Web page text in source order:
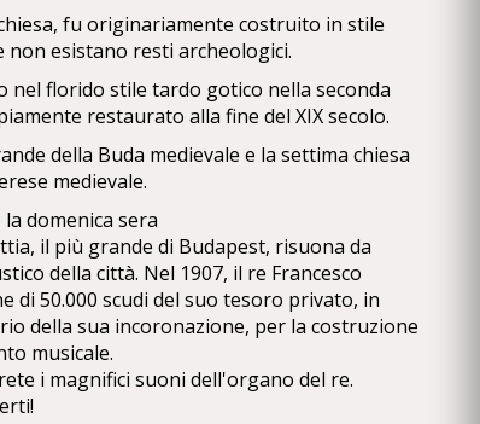
fu originariamente costruito in stile
non esistano resti archeologici.
nel florido stile tardo gotico nella seconda
restaurato alla fine del XIX secolo.
della Buda medievale e la settima chiesa
medievale.
domenica sera
il più grande di Budapest, risuona da
della città. Nel 1907, il re Francesco
di 50.000 scudi del suo tesoro privato, in
della sua incoronazione, per la costruzione
musicale.
i magnifici suoni dell'organo del re.